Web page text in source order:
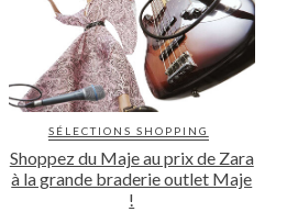
SÉLECTIONS SHOPPING
Shoppez du Maje au prix de Zara
à la grande braderie outlet Maje
!